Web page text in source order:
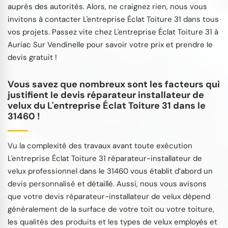
auprès des autorités. Alors, ne craignez rien, nous vous
invitons à contacter L'entreprise Éclat Toiture 31 dans tous
vos projets. Passez vite chez L'entreprise Éclat Toiture 31 à
Auriac Sur Vendinelle pour savoir votre prix et prendre le
devis gratuit !
Vous savez que nombreux sont les facteurs qui
justifient le devis réparateur installateur de
velux du L'entreprise Éclat Toiture 31 dans le
31460 !
Vu la complexité des travaux avant toute exécution
L'entreprise Éclat Toiture 31 réparateur-installateur de
velux professionnel dans le 31460 vous établit d’abord un
devis personnalisé et détaillé. Aussi, nous vous avisons
que votre devis réparateur-installateur de velux dépend
généralement de la surface de votre toit ou votre toiture,
les qualités des produits et les types de velux employés et